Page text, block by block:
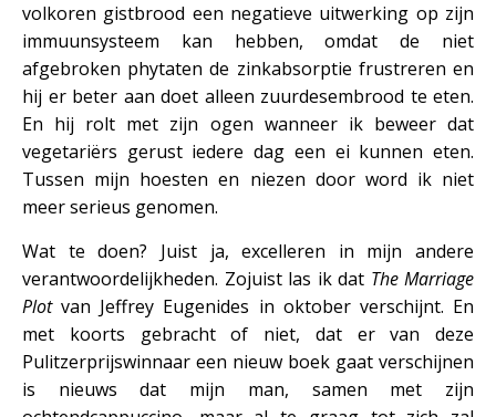
volkoren gistbrood een negatieve uitwerking op zijn
immuunsysteem kan hebben, omdat de niet
afgebroken phytaten de zinkabsorptie frustreren en
hij er beter aan doet alleen zuurdesembrood te eten.
En hij rolt met zijn ogen wanneer ik beweer dat
vegetariërs gerust iedere dag een ei kunnen eten.
Tussen mijn hoesten en niezen door word ik niet
meer serieus genomen.
Wat te doen? Juist ja, excelleren in mijn andere
verantwoordelijkheden. Zojuist las ik dat The Marriage
Plotvan Jeffrey Eugenides in oktober verschijnt. En
met koorts gebracht of niet, dat er van deze
Pulitzerprijswinnaar een nieuw boek gaat verschijnen
is nieuws dat mijn man, samen met zijn